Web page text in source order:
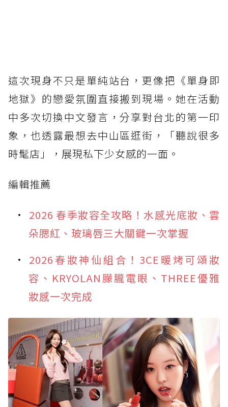
這次現身不只是單純站台，更像把《單身即
地獄》的戀愛氛圍直接搬到現場。她在活動
中多次切換中文發言，分享對台北的第一印
象，也透露最想去中山區逛街，「聽說很多
時髦店」，展現私下少女感的一面。
編輯推薦
2026 春季妝容全攻略！水感光底妝、雲
朵腮紅、玻璃唇三大關鍵一次掌握
2026春妝神仙組合！3CE暖烤可頌妝
容、KRYOLAN朦朧電眼、THREE優雅
妝感一次完成